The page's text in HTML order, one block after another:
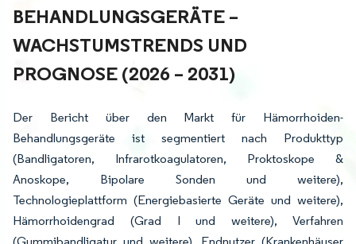
EHANDLUNGSGERÄTE – W
ACHSTUMSTRENDS UND P
ROGNOSE (2026 – 2031)
Der Bericht über den Markt für Hämorrhoiden-
Behandlungsgeräte ist segmentiert nach Produkttyp
(Bandligatoren, Infrarotkoagulatoren, Proktoskope &
Anoskope, Bipolare Sonden und weitere),
Technologieplattform (Energiebasierte Geräte und weitere),
Hämorrhoidengrad (Grad I und weitere), Verfahren